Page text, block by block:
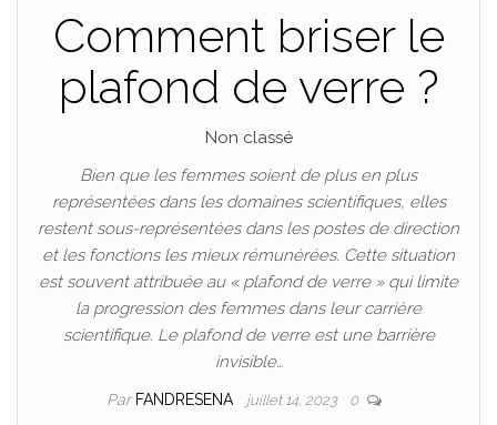
Comment briser le
plafond de verre ?
Non classé
Bien que les femmes soient de plus en plus
représentées dans les domaines scientifiques, elles
restent sous-représentées dans les postes de direction
et les fonctions les mieux rémunérées. Cette situation
est souvent attribuée au « plafond de verre » qui limite
la progression des femmes dans leur carrière
scientifique. Le plafond de verre est une barrière
invisible…
Par FANDRESENA juillet 14, 2023 0